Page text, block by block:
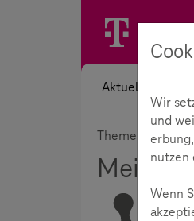
Aktuelles
Themen
Wir
und
nutzen
Wenn